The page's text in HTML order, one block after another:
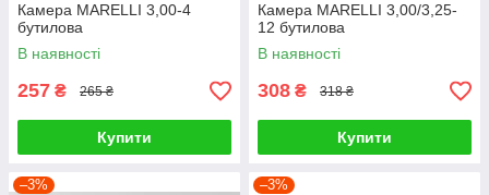
Камера MARELLI 3,00-4
бутилова
В наявності
257 ₴ 265 ₴
Купити
Камера MARELLI 3,00/3,25-
12 бутилова
В наявності
308 ₴ 318 ₴
Купити
–3% –3%